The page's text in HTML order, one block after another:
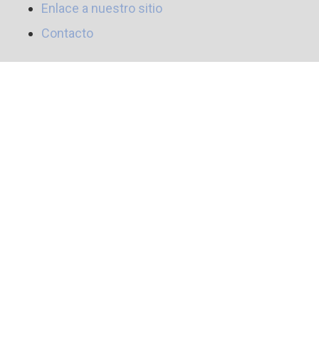
Enlace a nuestro sitio
Contacto